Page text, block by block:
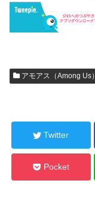
アモアス（Among Us）
Twitter
Pocket